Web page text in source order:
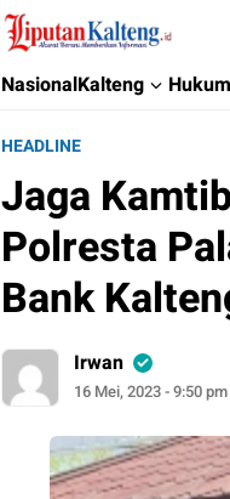
Liputan Kalteng
Akurat, Terpercaya &
NasionalKalteng
HEADLINE
Jaga
Polresta
Bank
Irwan
16 Mei, 2023 - 9:50 pm